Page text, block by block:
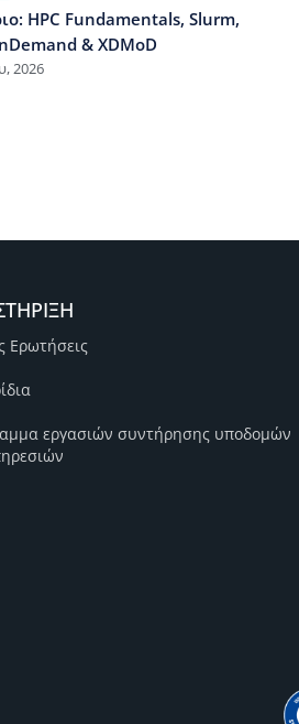
HPC Fundamentals, Slurm,
& XDMoD
2026
Ερωτήσεις
εργασιών συντήρησης υποδομών